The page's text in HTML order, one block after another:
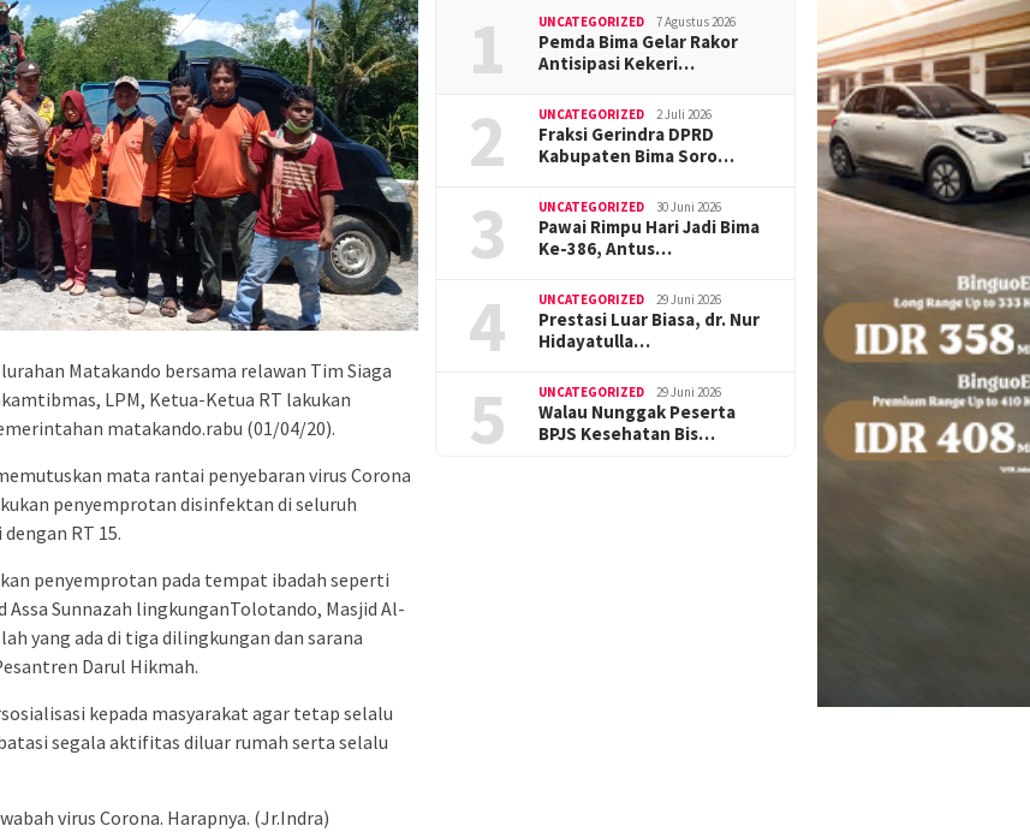
Matakando bersama relawan Tim Siaga
LPM, Ketua-Ketua RT lakukan
matakando.rabu (01/04/20).
mata rantai penyebaran virus Corona
penyemprotan disinfektan di seluruh
RT 15.
penyemprotan pada tempat ibadah seperti
Sunnazah lingkunganTolotando, Masjid Al-
yang ada di tiga dilingkungan dan sarana
Darul Hikmah.
kepada masyarakat agar tetap selalu
segala aktifitas diluar rumah serta selalu
virus Corona. Harapnya. (Jr.Indra)
1 UNCATEGORIZED 7 Agustus 2026
Pemda Bima Gelar Rakor
Antisipasi Kekeri…
2 UNCATEGORIZED 2 Juli 2026
Fraksi Gerindra DPRD
Kabupaten Bima Soro…
3 UNCATEGORIZED 30 Juni 2026
Pawai Rimpu Hari Jadi Bima
Ke-386, Antus…
4 UNCATEGORIZED 29 Juni 2026
Prestasi Luar Biasa, dr. Nur
Hidayatulla…
5 UNCATEGORIZED 29 Juni 2026
Walau Nunggak Peserta
BPJS Kesehatan Bis…